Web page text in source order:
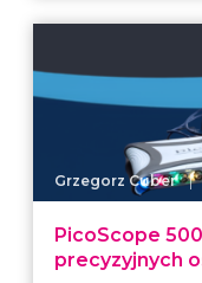
Grzegorz Cuber |
PicoScope
precyzyjnych